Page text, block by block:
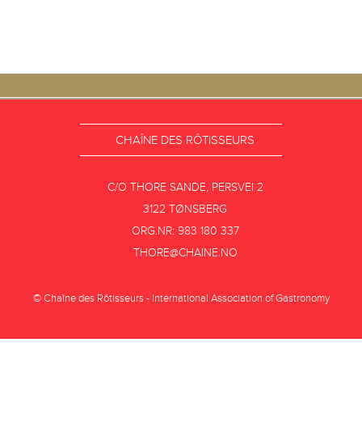
CHAÎNE DES RÔTISSEURS
C/O THORE SANDE, PERSVEI 2
3122 TØNSBERG
ORG.NR: 983 180 337
THORE@CHAINE.NO
© Chaîne des Rôtisseurs - International Association of Gastronomy